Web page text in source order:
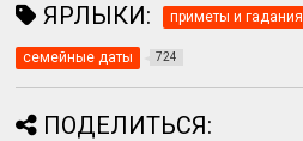
ЯРЛЫКИ: приметы и гадания
семейные даты 724
ПОДЕЛИТЬСЯ: